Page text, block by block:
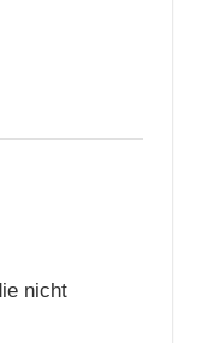
nicht